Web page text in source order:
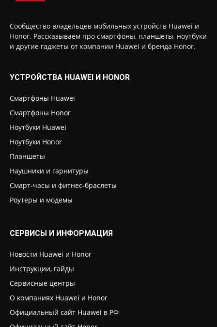
Сообщество владельцев мобильных устройств Huawei и
Honor. Рассказываем про смартфоны, планшеты, ноутбуки
и другие гаджеты от компании Huawei и бренда Honor.
УСТРОЙСТВА HUAWEI И HONOR
Смартфоны Huawei
Смартфоны Honor
Ноутбуки Huawei
Ноутбуки Honor
Планшеты
Наушники и гарнитуры
Смарт-часы и фитнес-браслеты
Роутеры и модемы
СЕРВИСЫ И ИНФОРМАЦИЯ
Новости Huawei и Honor
Инструкции, гайды
Сервисные центры
О компаниях Huawei и Honor
Официальный сайт Huawei в РФ